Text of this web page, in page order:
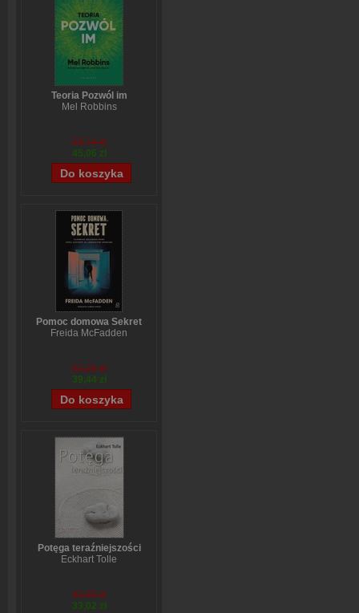
Teoria Pozwól im
Mel Robbins
59,74 zł
45,06 zł
Pomoc domowa Sekret
Freida McFadden
52,25 zł
39,44 zł
Potęga teraźniejszości
Eckhart Tolle
43,69 zł
33,02 zł